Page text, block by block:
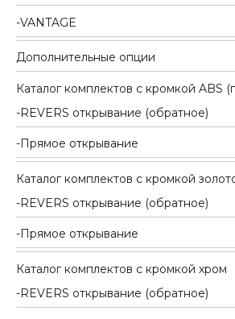
VANTAGE
Дополнительные опции
Каталог комплектов c кромкой ABS
REVERS открывание (обратное)
Прямое открывание
Каталог комплектов c кромкой
REVERS открывание (обратное)
Прямое открывание
Каталог комплектов c кромкой хром
REVERS открывание (обратное)